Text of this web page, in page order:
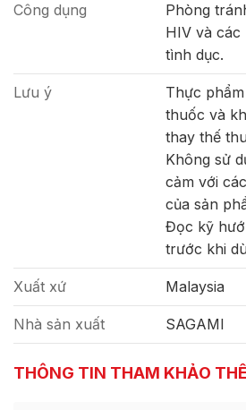
Công dụng
Phòng
HIV và các
tình dục.
Lưu ý
Thực
thuốc và
thay thế
Không sử
cảm với
của sản
Đọc kỹ
trước khi
Xuất xứ Malaysia
Nhà sản xuất SAGAMI
THÔNG TIN THAM KHẢO